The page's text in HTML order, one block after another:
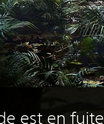
est en fuite